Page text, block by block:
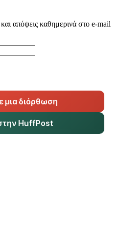
απόψεις καθημερινά στο e-mail
μια διόρθωση
HuffPost